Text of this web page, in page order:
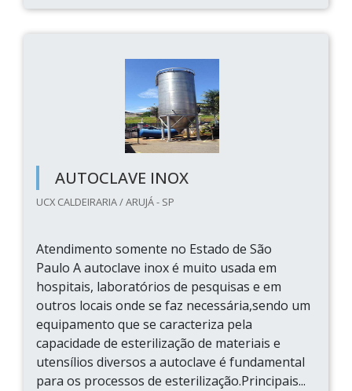
AUTOCLAVE INOX
UCX CALDEIRARIA / ARUJÁ - SP
Atendimento somente no Estado de São
Paulo A autoclave inox é muito usada em
hospitais, laboratórios de pesquisas e em
outros locais onde se faz necessária,sendo um
equipamento que se caracteriza pela
capacidade de esterilização de materiais e
utensílios diversos a autoclave é fundamental
para os processos de esterilização.Principais...